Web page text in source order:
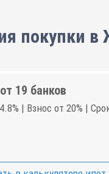
покупки
19 банков
| Взнос от 20% |